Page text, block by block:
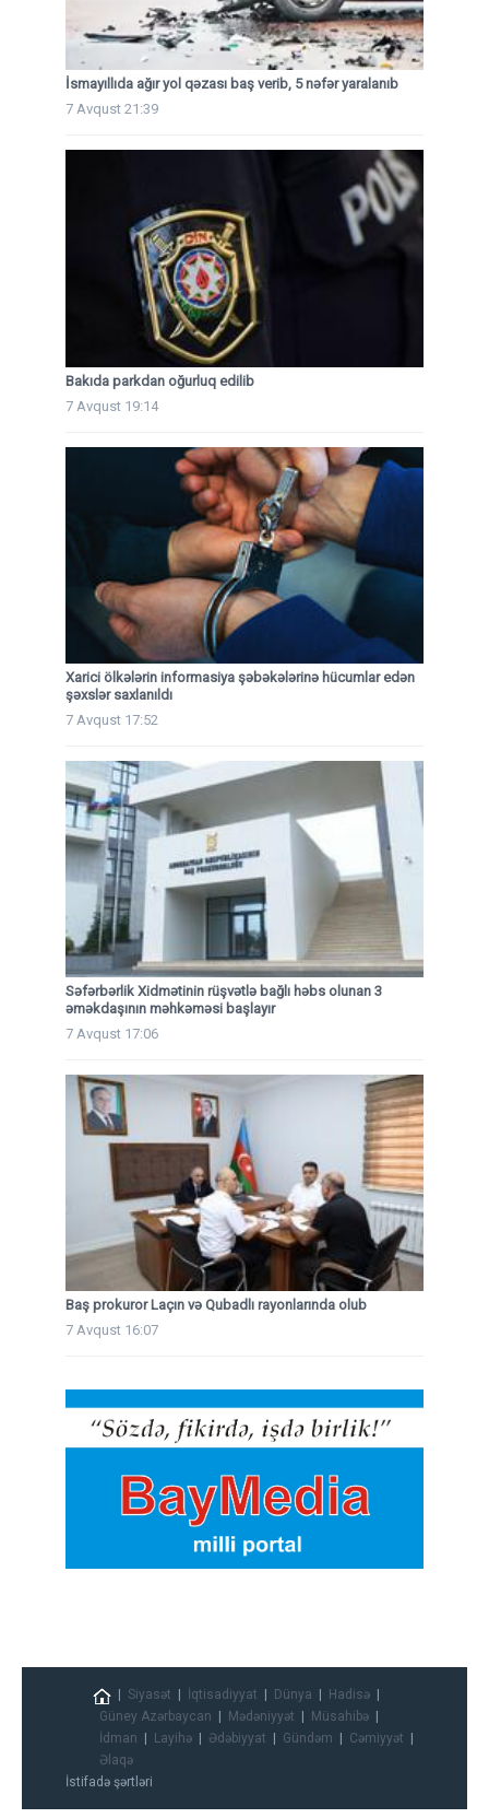
İsmayıllıda ağır yol qəzası baş verib, 5 nəfər yaralanıb
7 Avqust 21:39
Bakıda parkdan oğurluq edilib
7 Avqust 19:14
Xarici ölkələrin informasiya şəbəkələrinə hücumlar edən
şəxslər saxlanıldı
7 Avqust 17:52
Səfərbərlik Xidmətinin rüşvətlə bağlı həbs olunan 3
əməkdaşının məhkəməsi başlayır
7 Avqust 17:06
Baş prokuror Laçın və Qubadlı rayonlarında olub
7 Avqust 16:07
Siyasət İqtisadiyyat Dünya
Hadisə
Güney Azərbaycan
Mədəniyyət
Müsahibə
İdman
Layihə Ədəbiyyat Gündəm
Cəmiyyət
Əlaqə
İstifadə şərtləri